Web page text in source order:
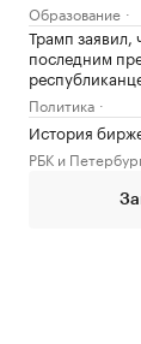
Образование
Трамп заявил,
последним
Политика
История
РБК и